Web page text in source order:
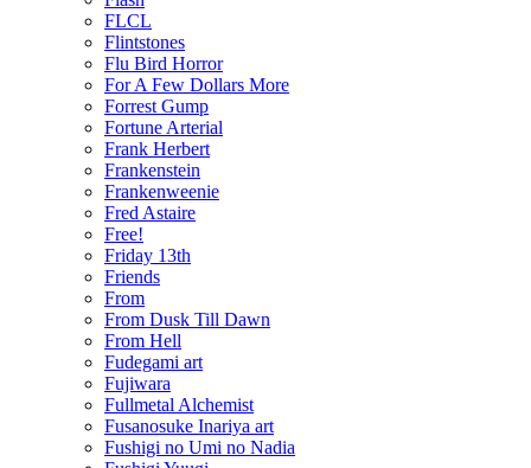
FLCL
Flintstones
Flu Bird Horror
For A Few Dollars More
Forrest Gump
Fortune Arterial
Frank Herbert
Frankenstein
Frankenweenie
Fred Astaire
Free!
Friday 13th
Friends
From
From Dusk Till Dawn
From Hell
Fudegami art
Fujiwara
Fullmetal Alchemist
Fusanosuke Inariya art
Fushigi no Umi no Nadia